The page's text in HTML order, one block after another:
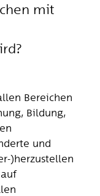
mit
Bereichen
Bildung,
und
)herzustellen